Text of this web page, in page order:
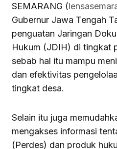
SEMARANG (
Gubernur Jawa Tengah
penguatan Jaringan
Hukum (JDIH) di tingkat
sebab hal itu mampu
dan efektivitas
tingkat desa.
Selain itu juga
mengakses informasi
(Perdes) dan produk